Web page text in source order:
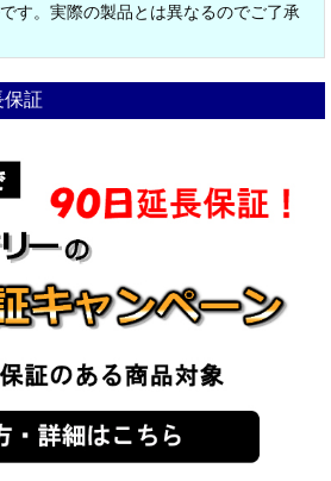
す。実際の製品とは異なるのでご了承
保証